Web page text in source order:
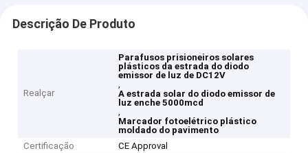
Descrição De Produto
Realçar
Parafusos prisioneiros solares
plásticos da estrada do diodo
emissor de luz de DC12V
,
A estrada solar do diodo emissor de
luz enche 5000mcd
,
Marcador fotoelétrico plástico
moldado do pavimento
Certificação
CE Approval